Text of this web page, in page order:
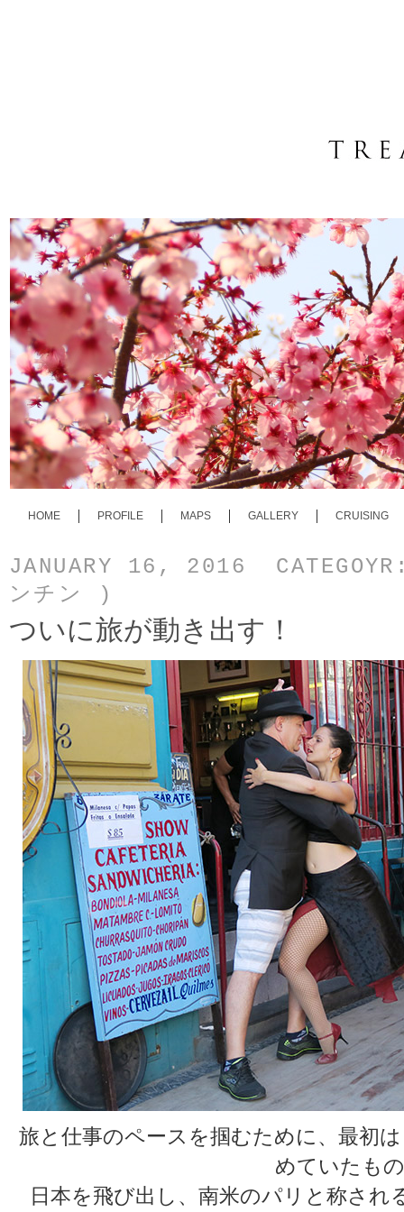
HOME PROFILE MAPS GALLERY CRUISING
JANUARY 16, 2016
ンチン )
ついに旅が動き出す！
旅と仕事のペースを掴むために、最初
めていたも
日本を飛び出し、南米のパリと称さ